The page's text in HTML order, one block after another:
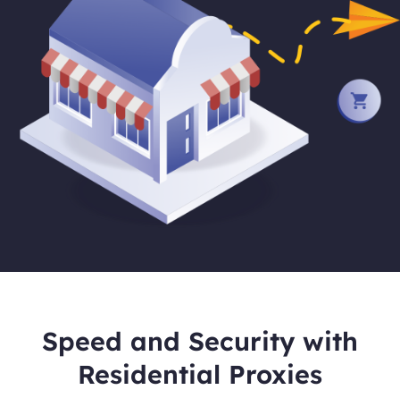
Speed and Security with
Residential Proxies